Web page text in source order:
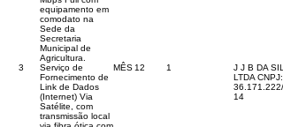
equipamento em
comodato na
Sede da
Secretaria
Municipal de
Agricultura.
3
Serviço de
Fornecimento de
Link de Dados
(Internet) Via
Satélite, com
transmissão local
MÊS 12 1
J J B DA
LTDA CNPJ:
36.171.222
14